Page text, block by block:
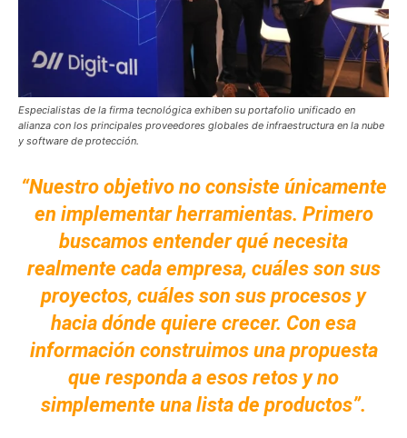
Especialistas de la firma tecnológica exhiben su portafolio unificado en
alianza con los principales proveedores globales de infraestructura en la nube
y software de protección.
“Nuestro objetivo no consiste únicamente
en implementar herramientas. Primero
buscamos entender qué necesita
realmente cada empresa, cuáles son sus
proyectos, cuáles son sus procesos y
hacia dónde quiere crecer. Con esa
información construimos una propuesta
que responda a esos retos y no
simplemente una lista de productos”.